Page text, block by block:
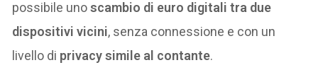
possibile unoscambio di euro digitali tra due
dispositivi vicini, senza connessione e con un
livello di privacy simile al contante.